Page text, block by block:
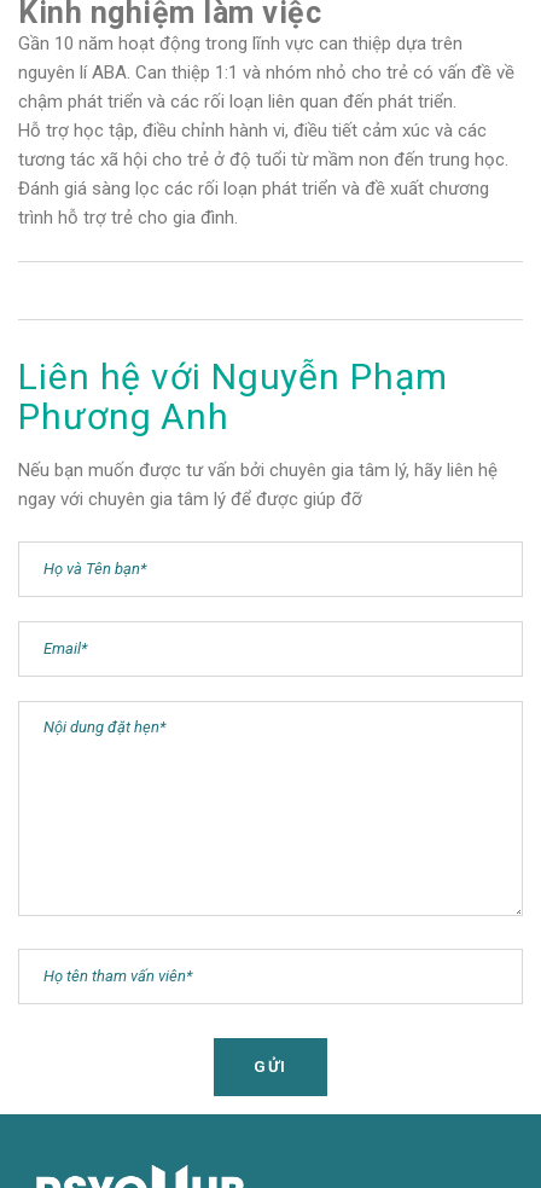
Kinh nghiệm làm việc
Gần 10 năm hoạt động trong lĩnh vực can thiệp dựa trên
nguyên lí ABA. Can thiệp 1:1 và nhóm nhỏ cho trẻ có vấn đề về
chậm phát triển và các rối loạn liên quan đến phát triển.
Hỗ trợ học tập, điều chỉnh hành vi, điều tiết cảm xúc và các
tương tác xã hội cho trẻ ở độ tuổi từ mầm non đến trung học.
Đánh giá sàng lọc các rối loạn phát triển và đề xuất chương
trình hỗ trợ trẻ cho gia đình.
Liên hệ với Nguyễn Phạm
Phương Anh
Nếu bạn muốn được tư vấn bởi chuyên gia tâm lý, hãy liên hệ
ngay với chuyên gia tâm lý để được giúp đỡ